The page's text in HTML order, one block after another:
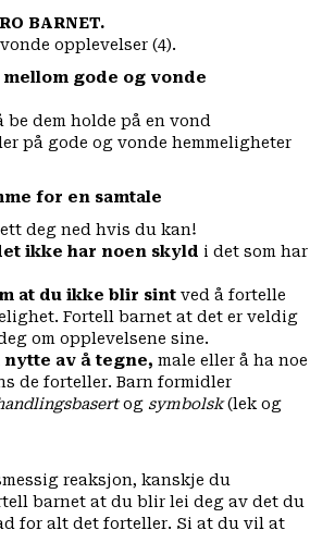
BARNET.
opplevelser (4).
gode og vonde
dem holde på en vond
på gode og vonde hemmeligheter
for en samtale
deg ned hvis du kan!
ikke har noen skyld i det som har
at du ikke blir sint ved å fortelle
Fortell barnet at det er veldig
om opplevelsene sine.
nytte av å tegne, male eller å ha noe
de forteller. Barn formidler
og symbolsk(lek og
reaksjon, kanskje du
barnet at du blir lei deg av det du
for alt det forteller. Si at du vil at